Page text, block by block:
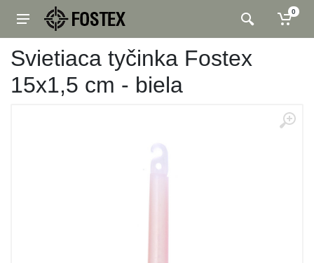
0
Svietiaca tyčinka Fostex
15x1,5 cm - biela